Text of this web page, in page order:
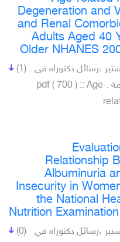
Degeneration and
and Renal
Adults Aged 40
Older NHANES
(1)
،رسائل دكتوراه في
الصحة العامة .pdf ( 700 ) :: Age-
Relationship
Albuminuria
Insecurity in
the National
Nutrition
(0)
،رسائل دكتوراه في